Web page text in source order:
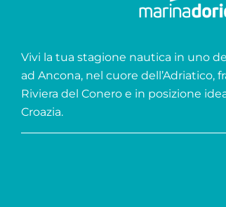
Vivi la tua stagione nautica in uno
ad Ancona, nel cuore dell’Adriatico,
Riviera del Conero e in posizione
Croazia.